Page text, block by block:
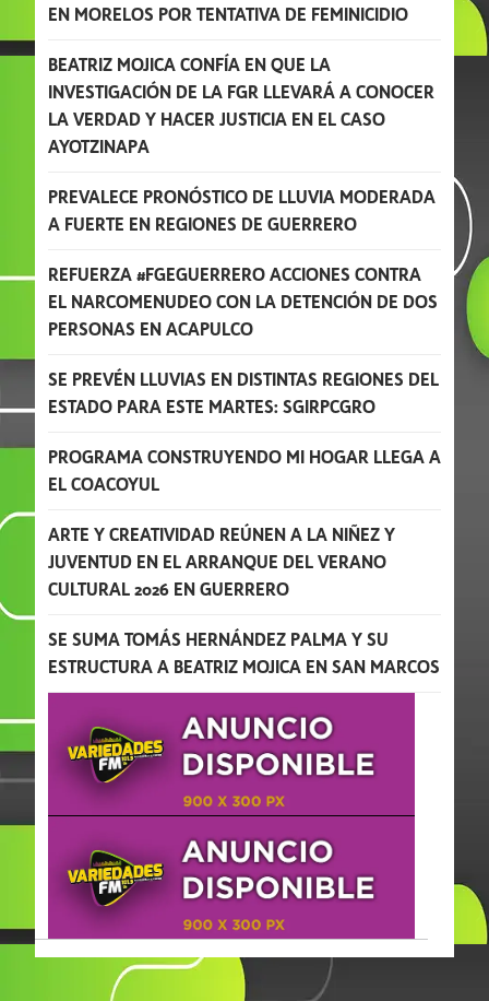
EN MORELOS POR TENTATIVA DE FEMINICIDIO
BEATRIZ MOJICA CONFÍA EN QUE LA
INVESTIGACIÓN DE LA FGR LLEVARÁ A CONOCER
LA VERDAD Y HACER JUSTICIA EN EL CASO
AYOTZINAPA
PREVALECE PRONÓSTICO DE LLUVIA MODERADA
A FUERTE EN REGIONES DE GUERRERO
REFUERZA #FGEGUERRERO ACCIONES CONTRA
EL NARCOMENUDEO CON LA DETENCIÓN DE DOS
PERSONAS EN ACAPULCO
SE PREVÉN LLUVIAS EN DISTINTAS REGIONES DEL
ESTADO PARA ESTE MARTES: SGIRPCGRO
PROGRAMA CONSTRUYENDO MI HOGAR LLEGA A
EL COACOYUL
ARTE Y CREATIVIDAD REÚNEN A LA NIÑEZ Y
JUVENTUD EN EL ARRANQUE DEL VERANO
CULTURAL 2026 EN GUERRERO
SE SUMA TOMÁS HERNÁNDEZ PALMA Y SU
ESTRUCTURA A BEATRIZ MOJICA EN SAN MARCOS